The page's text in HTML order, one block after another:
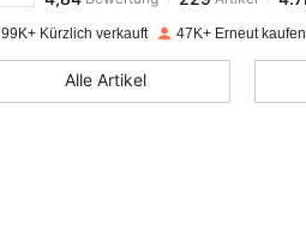
99K+ Kürzlich verkauft 47K+ Erneut kaufen
Alle Artikel